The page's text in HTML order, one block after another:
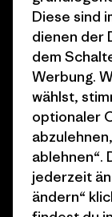
1% For The
Wie wir
Stores in deiner
Nähe
Diese sind
dienen der
dem
Werbung.
wählst,
optionaler
ablehnen“.
jederzeit
ändern“